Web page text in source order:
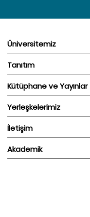
Üniversitemiz
Tanıtım
Kütüphane ve Yayınlar
Yerleşkelerimiz
İletişim
Akademik